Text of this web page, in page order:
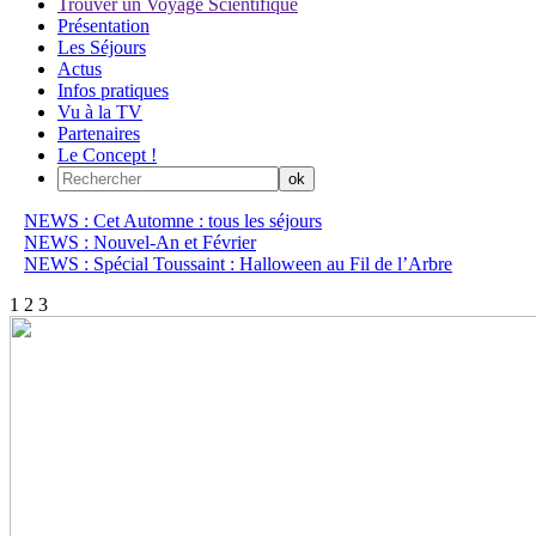
Trouver un Voyage Scientifique
Présentation
Les Séjours
Actus
Infos pratiques
Vu à la TV
Partenaires
Le Concept !
NEWS : Cet Automne : tous les séjours
NEWS : Nouvel-An et Février
NEWS : Spécial Toussaint : Halloween au Fil de l’Arbre
1 2 3